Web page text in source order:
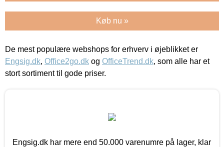
Køb nu »
De mest populære webshops for erhverv i øjeblikket er
Engsig.dk, Office2go.dk og OfficeTrend.dk, som alle har et
stort sortiment til gode priser.
Engsig.dk har mere end 50.000 varenumre på lager, klar